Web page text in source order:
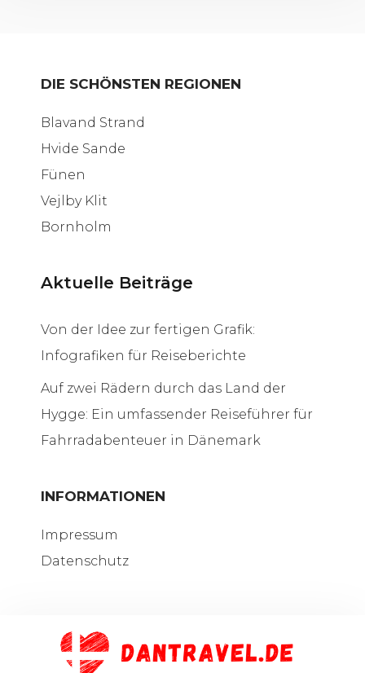
DIE SCHÖNSTEN REGIONEN
Blavand Strand
Hvide Sande
Fünen
Vejlby Klit
Bornholm
Aktuelle Beiträge
Von der Idee zur fertigen Grafik:
Infografiken für Reiseberichte
Auf zwei Rädern durch das Land der
Hygge: Ein umfassender Reiseführer für
Fahrradabenteuer in Dänemark
INFORMATIONEN
Impressum
Datenschutz